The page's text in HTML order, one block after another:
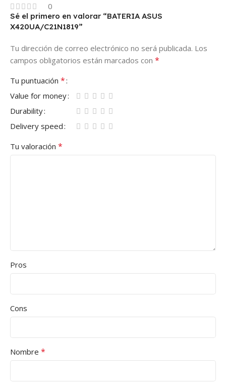
0
Sé el primero en valorar “BATERIA ASUS
X420UA/C21N1819”
Tu dirección de correo electrónico no será publicada. Los
campos obligatorios están marcados con *
Tu puntuación *
Value for money
Durability
Delivery speed
Tu valoración *
Pros
Cons
Nombre *